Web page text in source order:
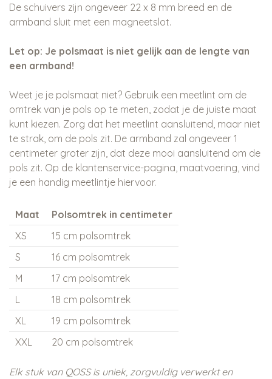
De schuivers zijn ongeveer 22 x 8 mm breed en de
armband sluit met een magneetslot.
Let op: Je polsmaat is niet gelijk aan de lengte van
een armband!
Weet je je polsmaat niet? Gebruik een meetlint om de
omtrek van je pols op te meten, zodat je de juiste maat
kunt kiezen. Zorg dat het meetlint aansluitend, maar niet
te strak, om de pols zit. De armband zal ongeveer 1
centimeter groter zijn, dat deze mooi aansluitend om de
pols zit. Op de klantenservice-pagina, maatvoering, vind
je een handig meetlintje hiervoor.
Maat
Polsomtrek in centimeter
XS
15 cm polsomtrek
S
16 cm polsomtrek
M
17 cm polsomtrek
L
18 cm polsomtrek
XL
19 cm polsomtrek
XXL
20 cm polsomtrek
Elk stuk van QOSS is uniek, zorgvuldig verwerkt en